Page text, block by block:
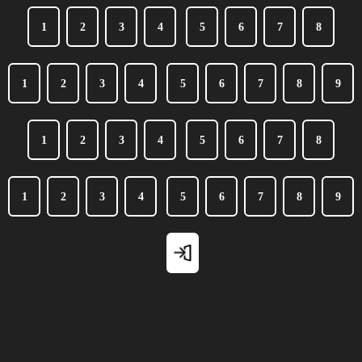
1 2 3 4 5 6 7 8
1 2 3 4 5 6 7 8 9
1 2 3 4 5 6 7 8
1 2 3 4 5 6 7 8 9